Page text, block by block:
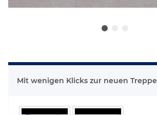
Mit wenigen Klicks zur neuen Treppe